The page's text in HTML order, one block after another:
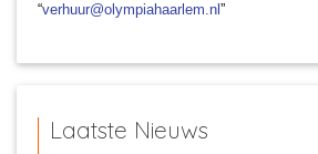
“verhuur@olympiahaarlem.nl ”
Laatste Nieuws